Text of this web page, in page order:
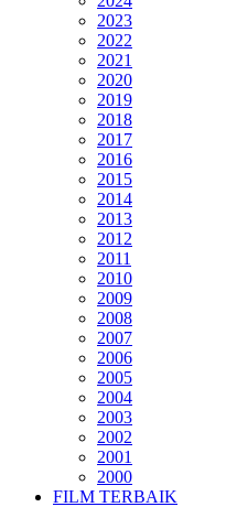
2023
2022
2021
2020
2019
2018
2017
2016
2015
2014
2013
2012
2011
2010
2009
2008
2007
2006
2005
2004
2003
2002
2001
2000
FILM TERBAIK